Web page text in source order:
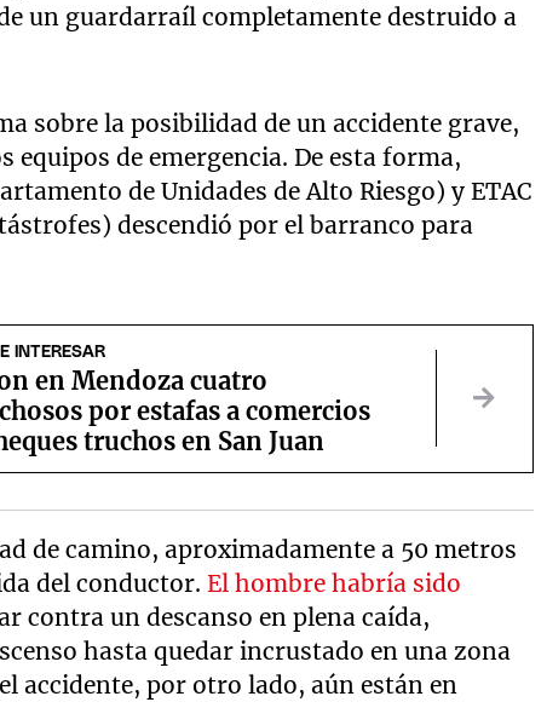
un guardarraíl completamente destruido a
sobre la posibilidad de un accidente grave,
de emergencia. De esta forma,
de Unidades de Alto Riesgo) y ETAC
descendió por el barranco para
INTERESAR
en Mendoza cuatro
por estafas a comercios
truchos en San Juan
de camino, aproximadamente a 50 metros
del conductor.El hombre habría sido
contra un descanso en plena caída,
hasta quedar incrustado en una zona
accidente, por otro lado, aún están en